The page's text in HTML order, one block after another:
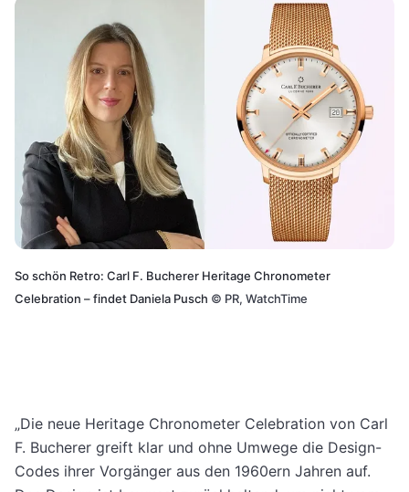
So schön Retro: Carl F. Bucherer Heritage Chronometer
Celebration – findet Daniela Pusch © PR, WatchTime
„Die neue Heritage Chronometer Celebration von Carl
F. Bucherer greift klar und ohne Umwege die Design-
Codes ihrer Vorgänger aus den 1960ern Jahren auf.